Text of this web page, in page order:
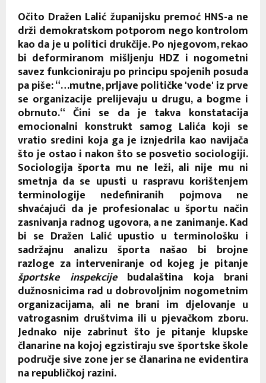
Očito Dražen Lalić županijsku premoć HNS-a ne
drži demokratskom potporom nego kontrolom
kao da je u politici drukčije. Po njegovom, rekao
bi deformiranom mišljenju HDZ i nogometni
savez funkcioniraju po principu spojenih posuda
pa piše: “…mutne, prljave političke 'vode' iz prve
se organizacije prelijevaju u drugu, a bogme i
obrnuto.“ Čini se da je takva konstatacija
emocionalni konstrukt samog Lalića koji se
vratio sredini koja ga je iznjedrila kao navijača
što je ostao i nakon što se posvetio sociologiji.
Sociologija športa mu ne leži, ali nije mu ni
smetnja da se upusti u raspravu korištenjem
terminologije nedefiniranih pojmova ne
shvaćajući da je profesionalac u športu način
zasnivanja radnog ugovora, a ne zanimanje. Kad
bi se Dražen Lalić upustio u terminološku i
sadržajnu analizu športa našao bi brojne
razloge za interveniranje od kojeg je pitanje
športske inspekcije budalaština koja brani
dužnosnicima rad u dobrovoljnim nogometnim
organizacijama, ali ne brani im djelovanje u
vatrogasnim društvima ili u pjevačkom zboru.
Jednako nije zabrinut što je pitanje klupske
članarine na kojoj egzistiraju sve športske škole
područje sive zone jer se članarina ne evidentira
na republičkoj razini.